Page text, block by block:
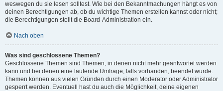
weswegen du sie lesen solltest. Wie bei den Bekanntmachungen hängt es von
deinen Berechtigungen ab, ob du wichtige Themen erstellen kannst oder nicht;
die Berechtigungen stellt die Board-Administration ein.
Nach oben
Was sind geschlossene Themen?
Geschlossene Themen sind Themen, in denen nicht mehr geantwortet werden
kann und bei denen eine laufende Umfrage, falls vorhanden, beendet wurde.
Themen können aus vielen Gründen durch einen Moderator oder Administrator
gesperrt werden. Eventuell hast du auch die Möglichkeit, deine eigenen